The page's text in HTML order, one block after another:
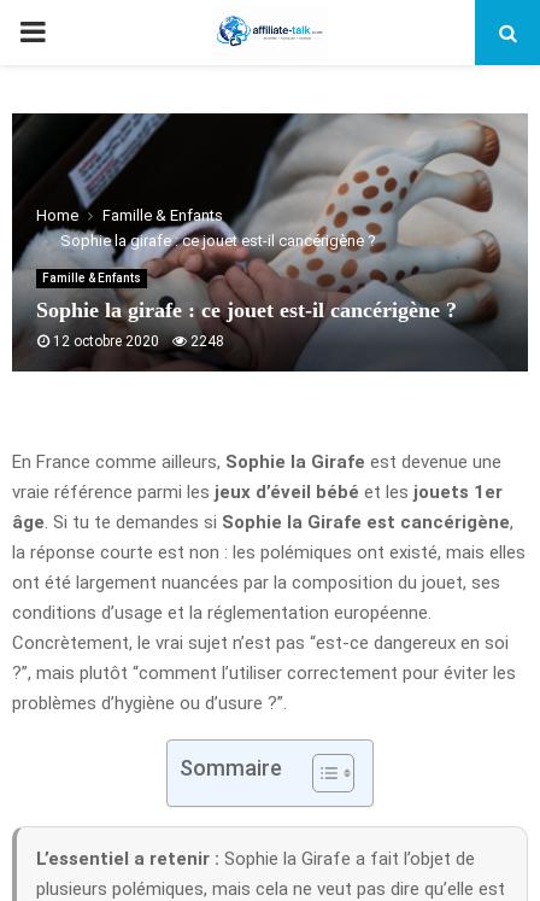
PRIMARY
Home
Famille & Enfants
Sophie la girafe : ce jouet est-il cancérigène ?
Famille & Enfants
Sophie la girafe : ce jouet est-il cancérigène ?
12 octobre 2020 2248
En France comme ailleurs, Sophie la Girafe est devenue une
vraie référence parmi les jeux d’éveil bébé et les jouets 1er
âge . Si tu te demandes si Sophie la Girafe est cancérigène,
la réponse courte est non : les polémiques ont existé, mais elles
ont été largement nuancées par la composition du jouet, ses
conditions d’usage et la réglementation européenne.
Concrètement, le vrai sujet n’est pas “est-ce dangereux en soi
?”, mais plutôt “comment l’utiliser correctement pour éviter les
problèmes d’hygiène ou d’usure ?”.
Sommaire
L’essentiel a retenir : Sophie la Girafe a fait l’objet de
plusieurs polémiques, mais cela ne veut pas dire qu’elle est